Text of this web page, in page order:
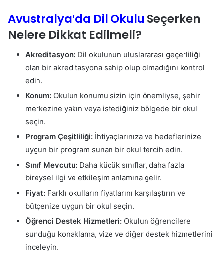
Avustralya’da Dil Okulu Seçerken
Nelere Dikkat Edilmeli?
Akreditasyon: Dil okulunun uluslararası geçerliliği
olan bir akreditasyona sahip olup olmadığını kontrol
edin.
Konum: Okulun konumu sizin için önemliyse, şehir
merkezine yakın veya istediğiniz bölgede bir okul
seçin.
Program Çeşitliliği: İhtiyaçlarınıza ve hedeflerinize
uygun bir program sunan bir okul tercih edin.
Sınıf Mevcutu: Daha küçük sınıflar, daha fazla
bireysel ilgi ve etkileşim anlamına gelir.
Fiyat: Farklı okulların fiyatlarını karşılaştırın ve
bütçenize uygun bir okul seçin.
Öğrenci Destek Hizmetleri: Okulun öğrencilere
sunduğu konaklama, vize ve diğer destek hizmetlerini
inceleyin.